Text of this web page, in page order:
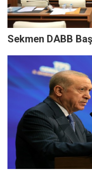
Sekmen DABB